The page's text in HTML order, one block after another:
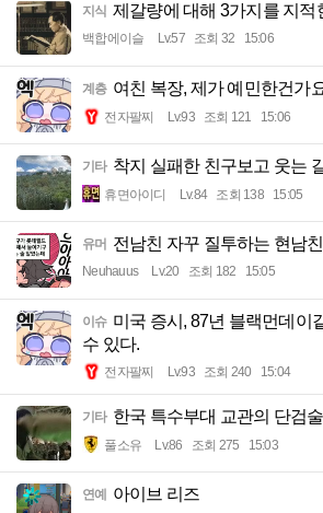
지식 제갈량에 대해 3가지를 지적
백합에이슬 Lv.57 조회 32 15:06
계층 여친 복장, 제가 예민한건가
전자팔찌 Lv.93 조회 121 15:06
기타 착지 실패한 친구보고 웃는
휴면아이디 Lv.84 조회 138 15:05
유머 전남친 자꾸 질투하는 현남친
Neuhauus Lv.20 조회 182 15:05
이슈 미국 증시, 87년 블랙먼데이
수 있다.
전자팔찌 Lv.93 조회 240 15:04
기타 한국 특수부대 교관의 단검술
풀소유 Lv.86 조회 275 15:03
연예 아이브 리즈